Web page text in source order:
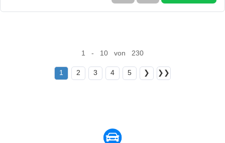
1 - 10 von 230
1 2 3 4 5 ❯ ❯❯